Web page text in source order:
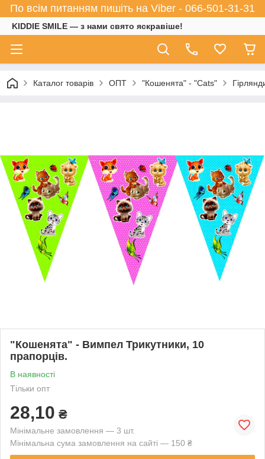
По всім питанням пишіть на Viber - 066-501-31-31
KIDDIE SMILE — з нами свято яскравіше!
Каталог товарів ОПТ "Кошенята" - "Cats"
"Кошенята" - Вимпел Трикутники, 10
прапорців.
В наявності
Тільки опт
28,10 ₴
Мінімальне замовлення — 3 шт.
Мінімальна сума замовлення на сайті — 150 ₴